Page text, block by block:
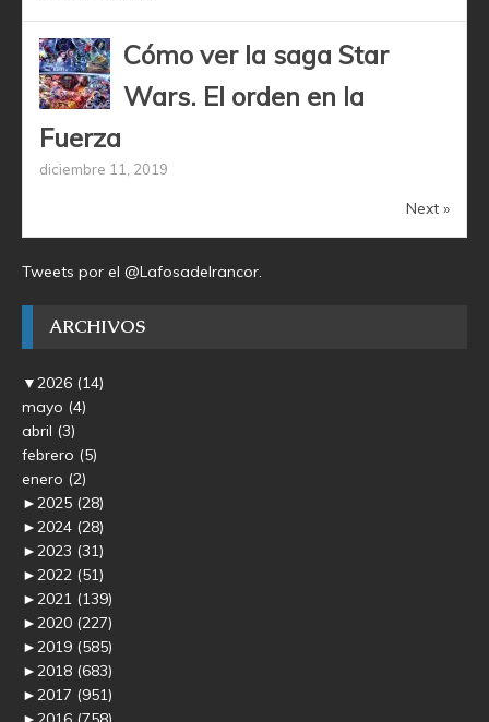
Cómo ver la saga Star
Wars. El orden en la
Fuerza
diciembre 11, 2019
Next »
Tweets por el @Lafosadelrancor.
ARCHIVOS
▼2026 (14)
mayo (4)
abril (3)
febrero (5)
enero (2)
►2025 (28)
►2024 (28)
►2023 (31)
►2022 (51)
►2021 (139)
►2020 (227)
►2019 (585)
►2018 (683)
►2017 (951)